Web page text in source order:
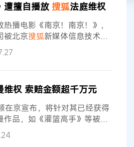
遭擅自播放 搜狐法庭维权
播电影《南京！南京！》，
被北京搜狐新媒体信息技术有
由诉至法院，日前，北京市
此案。 原告诉称，2009年5
站上提供该剧的在线播放服
使得社会公众可以通过该网站
了原告享有
维权 索赔金额超千万元
在京宣布，将针对其已经获得
作品，如《灌篮高手》等被盗
维权行动，索赔金额超过千
狐